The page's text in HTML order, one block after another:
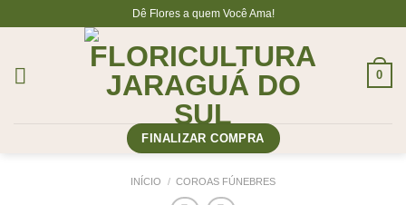
Dê Flores a quem Você Ama!
0
FINALIZAR COMPRA
INÍCIO / COROAS FÚNEBRES